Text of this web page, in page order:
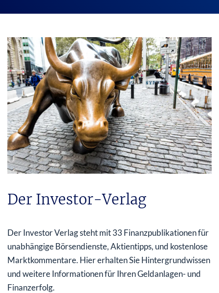
Der Investor-Verlag
Der Investor Verlag steht mit 33 Finanzpublikationen für
unabhängige Börsendienste, Aktientipps, und kostenlose
Marktkommentare. Hier erhalten Sie Hintergrundwissen
und weitere Informationen für Ihren Geldanlagen- und
Finanzerfolg.